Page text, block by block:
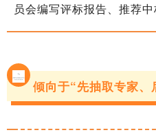
员会编写评标报告、推荐中
倾向于“先抽取专家、